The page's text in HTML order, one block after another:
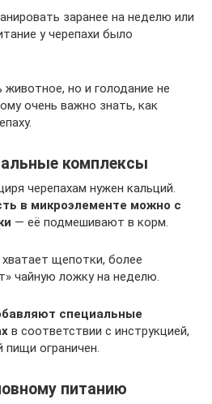
заранее на неделю или
у черепахи было
животное, но и голодание не
очень важно знать, как
комплексы
черепахам нужен кальций.
в микроэлементе можно с
— её подмешивают в корм.
щепотки, более
чайную ложку на неделю.
специальные
в соответствии с инструкцией,
пищи ограничен.
питанию